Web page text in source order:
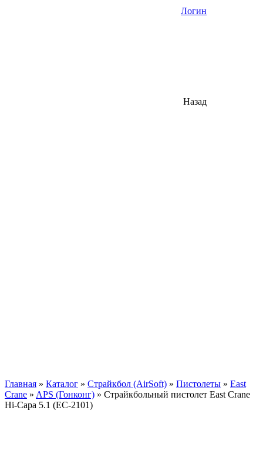
Логин
Назад
Главная » Каталог » Страйкбол (AirSoft) » Пистолеты » East
Crane » APS (Гонконг) » Страйкбольный пистолет East Crane
Hi-Capa 5.1 (EC-2101)